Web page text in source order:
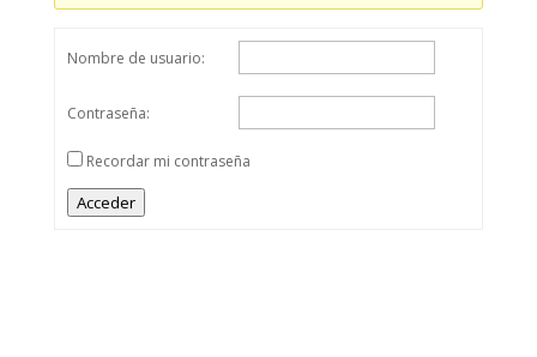
Nombre de usuario:
Contraseña:
Recordar mi contraseña
Acceder